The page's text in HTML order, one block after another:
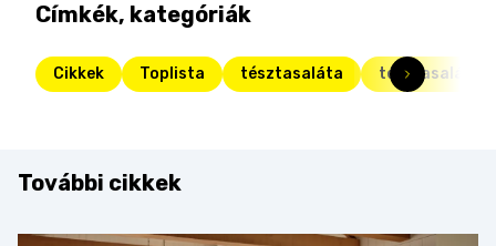
Címkék, kategóriák
Cikkek Toplista tésztasaláta tésztasaláta
További cikkek